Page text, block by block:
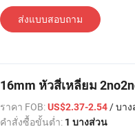
ส่งแบบสอบถาม
16mm หัวสี่เหลี่ยม
ราคา FOB:US$2.37-2.54/ บา
คำสั่งซื้อขั้นต่ำ: 1 บางส่วน